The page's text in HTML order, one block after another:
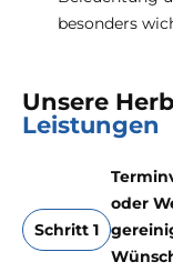
besonders
Unsere
Leistungen
Schritt 1
oder